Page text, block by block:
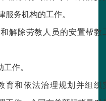
务机构的工作。
解除劳教人员的安置帮教
作。
育和依法治理规划并组织